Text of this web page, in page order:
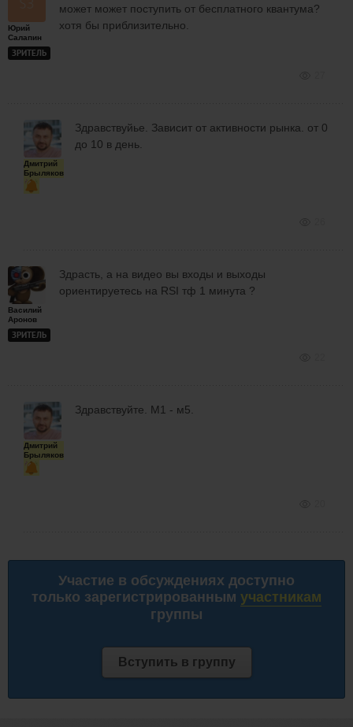
Юрий
Салапин
ЗРИТЕЛЬ
может может поступить от бесплатного квантума?
хотя бы приблизительно.
Дмитрий
Брыляков
Здравствуйье. Зависит от активности рынка. от 0
до 10 в день.
Василий
Аронов
ЗРИТЕЛЬ
Здрасть, а на видео вы входы и выходы
ориентируетесь на RSI тф 1 минута ?
Дмитрий
Брыляков
Здравствуйте. М1 - м5.
Участие в обсуждениях доступно
только зарегистрированным участникам
группы
Вступить в группу